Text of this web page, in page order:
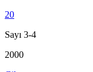
20
Sayı 3-4
2000